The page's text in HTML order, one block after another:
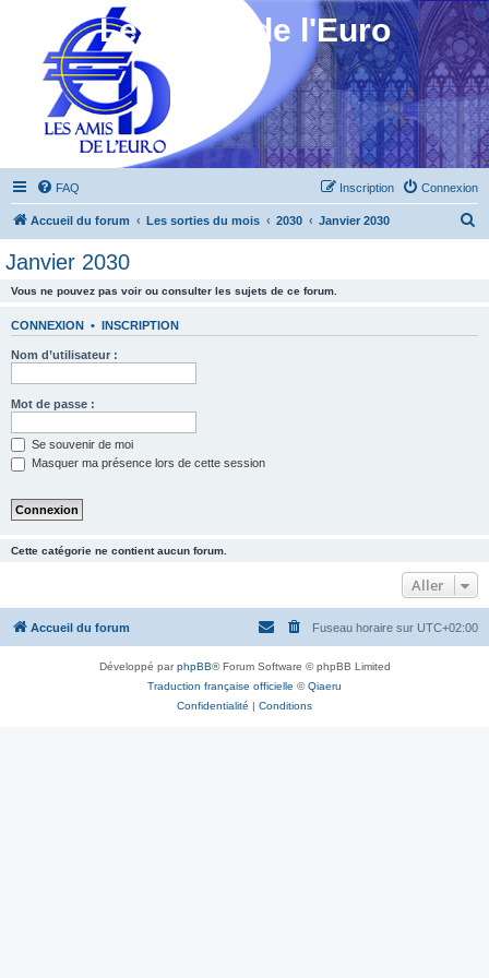
Les Amis de l'Euro
FAQ Connexion
Inscription
Accueil du forum Les sorties du mois 2030 Janvier 2030
Janvier 2030
Vous ne pouvez pas voir ou consulter les sujets de ce forum.
CONNEXION • INSCRIPTION
Nom d’utilisateur :
Mot de passe :
Se souvenir de moi
Masquer ma présence lors de cette session
Cette catégorie ne contient aucun forum.
Aller
Accueil du forum Fuseau horaire sur UTC+02:00
Développé parphpBB® Forum Software © phpBB Limited
Traduction française officielle ©Qiaeru
Confidentialité | Conditions